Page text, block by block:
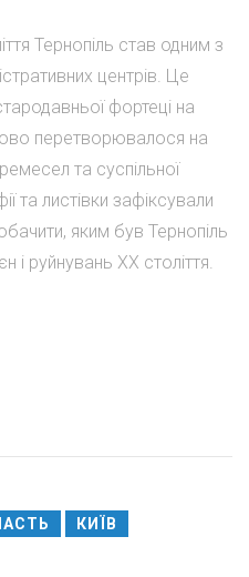
Тернопіль став одним з
центрів. Це
фортеці на
перетворювалося на
та суспільної
та листівки зафіксували
яким був Тернопіль
і руйнувань ХХ століття.
КИЇВ